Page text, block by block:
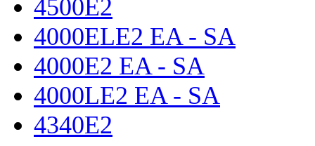
4500E2
4000ELЕ2 EA - SA
4000Е2 EA - SA
4000LE2 EA - SA
4340E2